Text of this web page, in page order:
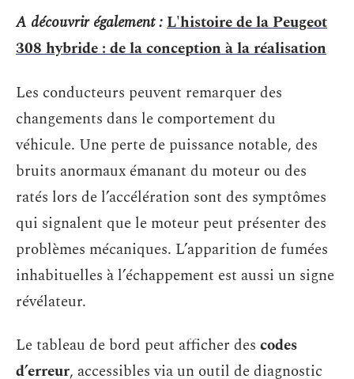
A découvrir également :L'histoire de la Peugeot
308 hybride : de la conception à la réalisation
Les conducteurs peuvent remarquer des
changements dans le comportement du
véhicule. Une perte de puissance notable, des
bruits anormaux émanant du moteur ou des
ratés lors de l’accélération sont des symptômes
qui signalent que le moteur peut présenter des
problèmes mécaniques. L’apparition de fumées
inhabituelles à l’échappement est aussi un signe
révélateur.
Le tableau de bord peut afficher des codes
d’erreur, accessibles via un outil de diagnostic